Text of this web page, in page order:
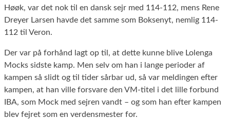
Høøk, var det nok til en dansk sejr med 114-112, mens Rene
Dreyer Larsen havde det samme som Boksenyt, nemlig 114-
112 til Veron.
Der var på forhånd lagt op til, at dette kunne blive Lolenga
Mocks sidste kamp. Men selv om han i lange perioder af
kampen så slidt og til tider sårbar ud, så var meldingen efter
kampen, at han ville forsvare den VM-titel i det lille forbund
IBA, som Mock med sejren vandt – og som han efter kampen
blev fejret som en verdensmester for.